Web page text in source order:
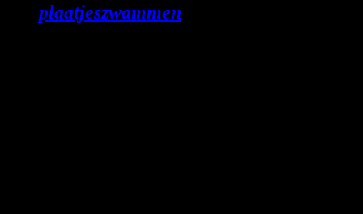
plaatjeszwammen